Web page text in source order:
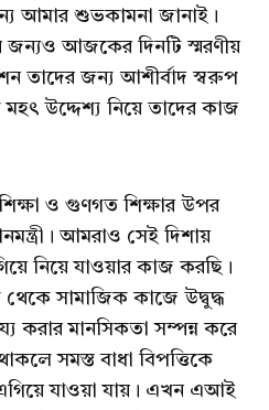
আমার শুভকামনা জানাই।
জন্যও আজকের দিনটি স্মরণীয়
তাদের জন্য আশীর্বাদ স্বরুপ
উদ্দেশ্য নিয়ে তাদের কাজ
শিক্ষা ও গুণগত শিক্ষার উপর
আমরাও সেই দিশায়
নিয়ে যাওয়ার কাজ করছি।
সামাজিক কাজে উদ্বুদ্ধ
করার মানসিকতা সম্পন্ন করে
সমস্ত বাধা বিপত্তিকে
যাওয়া যায়। এখন এআই